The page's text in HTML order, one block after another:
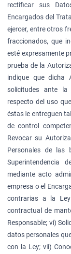
rectificar sus
Encargados del
ejercer, entre otros
fraccionados, que
esté expresamente
prueba de la
indique que dicha
solicitudes ante la
respecto del uso
éstas le entreguen
de control
Revocar su
Personales de las
Superintendencia
mediante acto
empresa o el
contrarias a la
contractual de
Responsable; vi)
datos personales
con la Ley; vii)